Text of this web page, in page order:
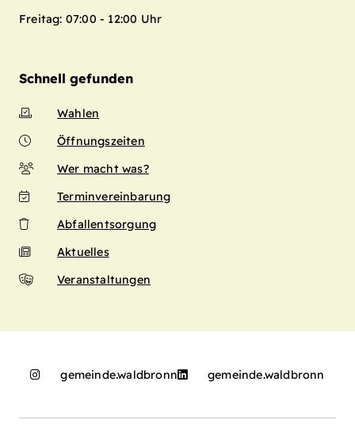
Freitag: 07:00 - 12:00 Uhr
Schnell gefunden
Wahlen
Öffnungszeiten
Wer macht was?
Terminvereinbarung
Abfallentsorgung
Aktuelles
Veranstaltungen
gemeinde.waldbronn gemeinde.waldbronn